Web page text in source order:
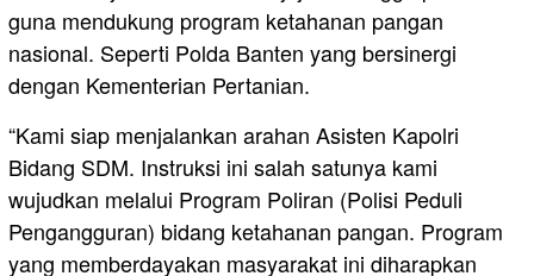
guna mendukung program ketahanan pangan
nasional. Seperti Polda Banten yang bersinergi
dengan Kementerian Pertanian.
“Kami siap menjalankan arahan Asisten Kapolri
Bidang SDM. Instruksi ini salah satunya kami
wujudkan melalui Program Poliran (Polisi Peduli
Pengangguran) bidang ketahanan pangan. Program
yang memberdayakan masyarakat ini diharapkan